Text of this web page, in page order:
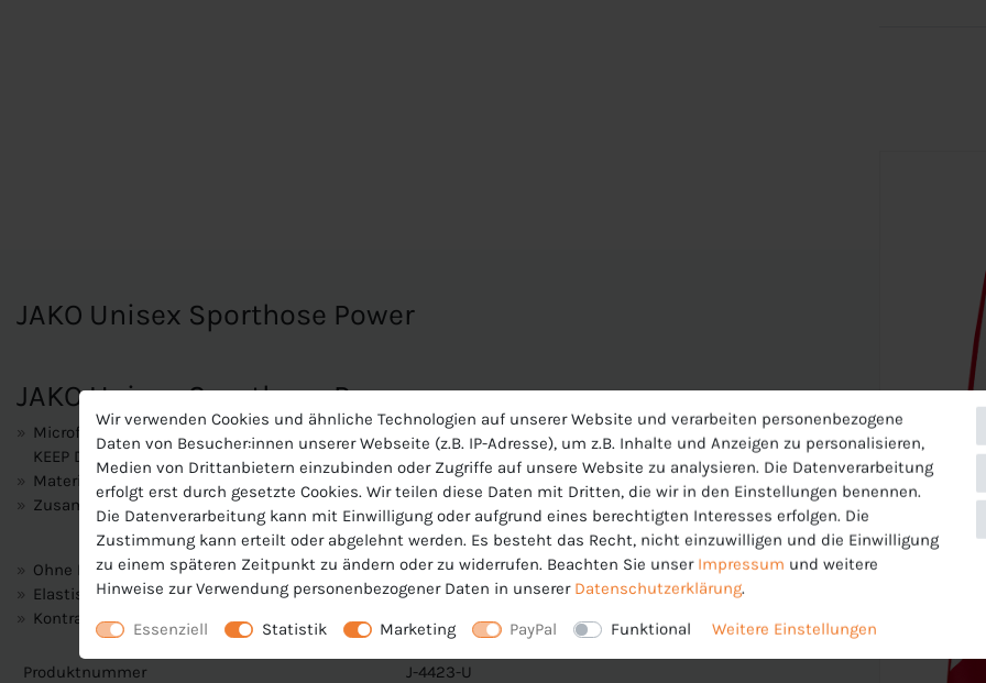
JAKO Unisex Sporthose Power
JAKO Unisex Sporthose Power
Microfeine Fasern transportieren Feuchtigkeit unmittelbar an die Oberfläche des Stoffes. So gewährleistet
KEEP DRY, dass das Material sehr schnell trocknet und Du beim Sport nicht auskühlst.
Materialart:Polyester-Interlock
Zusammensetzung: 100 % Polyester (recycelt)
Ohne Innenslip
Elastischer Bund mit Kordelzug
Kontrasteinsatz in Wabenstruktur
Produktnummer
J-4423-U
Wir verwenden Cookies und ähnliche Technologien auf unserer Website und verarbeiten personenbezogene
Daten von Besucher:innen unserer Webseite (z.B. IP-Adresse), um z.B. Inhalte und Anzeigen zu personalisieren,
Medien von Drittanbietern einzubinden oder Zugriffe auf unsere Website zu analysieren. Die Datenverarbeitung
erfolgt erst durch gesetzte Cookies. Wir teilen diese Daten mit Dritten, die wir in den Einstellungen benennen.
Die Datenverarbeitung kann mit Einwilligung oder aufgrund eines berechtigten Interesses erfolgen. Die
Zustimmung kann erteilt oder abgelehnt werden. Es besteht das Recht, nicht einzuwilligen und die Einwilligung
zu einem späteren Zeitpunkt zu ändern oder zu widerrufen. Beachten Sie unser Impressum und weitere
Hinweise zur Verwendung personenbezogener Daten in unserer Daten­schutz­erklärung.
Essenziell Statistik Marketing PayPal Funktional Weitere Einstellungen